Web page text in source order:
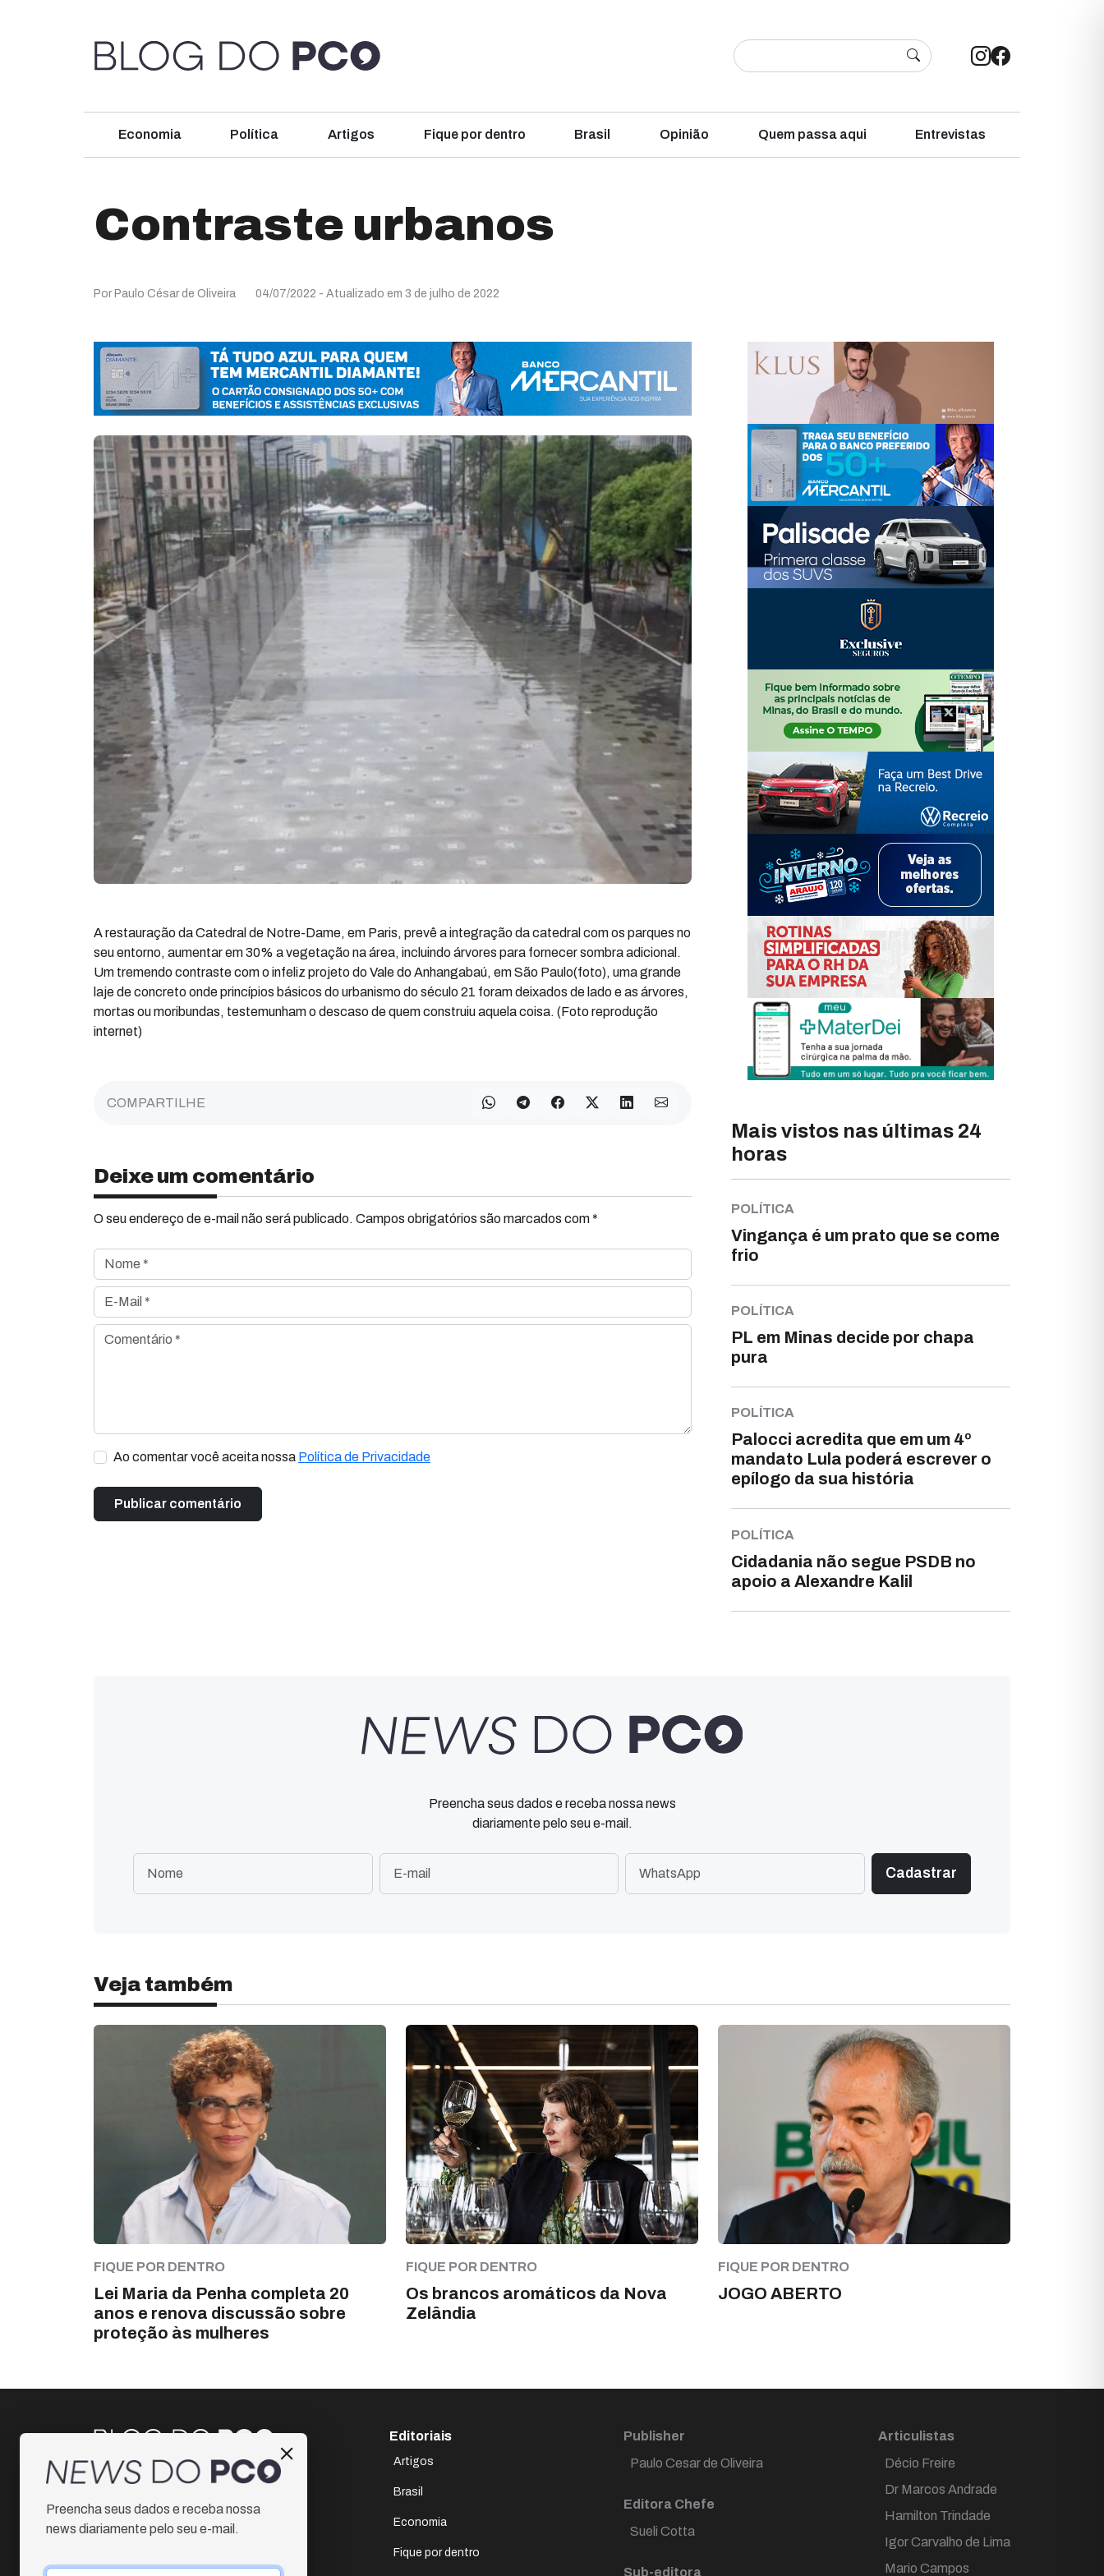
Economia Política Artigos Fique por dentro Brasil Opinião Quem passa aqui Entrevistas
Contraste urbanos
Por Paulo César de Oliveira 04/07/2022 - Atualizado em 3 de julho de 2022
A restauração da Catedral de Notre-Dame, em Paris, prevê a integração da catedral com os parques no
seu entorno, aumentar em 30% a vegetação na área, incluindo árvores para fornecer sombra adicional.
Um tremendo contraste com o infeliz projeto do Vale do Anhangabaú, em São Paulo(foto), uma grande
laje de concreto onde princípios básicos do urbanismo do século 21 foram deixados de lado e as árvores,
mortas ou moribundas, testemunham o descaso de quem construiu aquela coisa. (Foto reprodução
internet)
COMPARTILHE
Deixe um comentário
O seu endereço de e-mail não será publicado. Campos obrigatórios são marcados com *
Nome *
E-Mail *
Comentário *
Ao comentar você aceita nossa Política de Privacidade
Mais vistos nas últimas 24
horas
POLÍTICA
Vingança é um prato que se come
frio
POLÍTICA
PL em Minas decide por chapa
pura
POLÍTICA
Palocci acredita que em um 4º
mandato Lula poderá escrever o
epílogo da sua história
POLÍTICA
Cidadania não segue PSDB no
apoio a Alexandre Kalil
Preencha seus dados e receba nossa news
diariamente pelo seu e-mail.
Veja também
FIQUE POR DENTRO
Lei Maria da Penha completa 20
anos e renova discussão sobre
proteção às mulheres
FIQUE POR DENTRO
Os brancos aromáticos da Nova
Zelândia
FIQUE POR DENTRO
JOGO ABERTO
Instagram
Facebook
Editoriais
Artigos
Brasil
Economia
Fique por dentro
Publisher
Paulo Cesar de Oliveira
Editora Chefe
Sueli Cotta
Sub-editora
Articulistas
Décio Freire
Dr Marcos Andrade
Hamilton Trindade
Igor Carvalho de Lima
Mario Campos
Preencha seus dados e receba nossa
news diariamente pelo seu e-mail.